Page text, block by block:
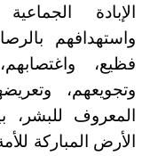
الإبادة
واستهدافهم
فظيع،
وتجويعهم،
المعروف للبشر،
الأرض المباركة